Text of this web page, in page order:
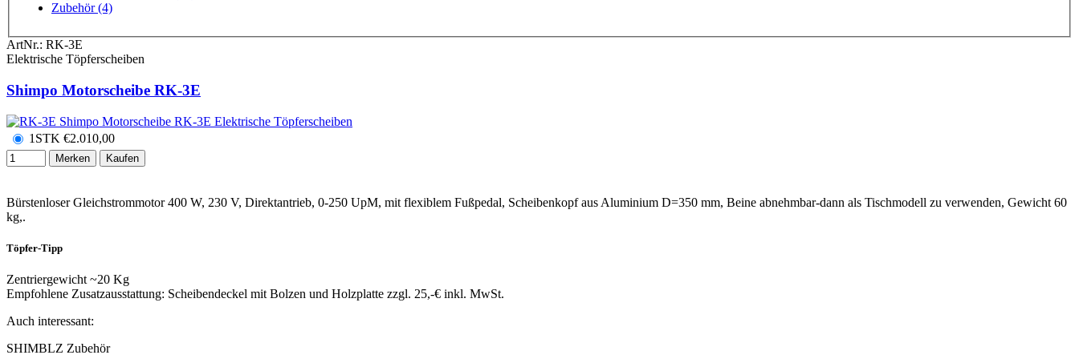
Zubehör (4)
ArtNr.: RK-3E
Elektrische Töpferscheiben
Shimpo Motorscheibe RK-3E
1STK €2.010,00
Merken Kaufen
Bürstenloser Gleichstrommotor 400 W, 230 V, Direktantrieb, 0-250 UpM, mit flexiblem Fußpedal, Scheibenkopf aus Aluminium D=350 mm, Beine abnehmbar-dann als Tischmodell zu verwenden, Gewicht 60
kg,.
Töpfer-Tipp
Zentriergewicht ~20 Kg
Empfohlene Zusatzausstattung: Scheibendeckel mit Bolzen und Holzplatte zzgl. 25,-€ inkl. MwSt.
Auch interessant:
SHIMBLZ Zubehör